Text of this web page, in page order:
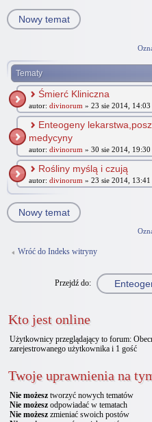
Nowy temat
Tematy
Śmierć Kliniczna
autor: divinorum » 23 sie 2014, 14:03
Enteogeny
medycyny
autor: divinorum » 30 sie 2014, 19:30
Rośliny myślą i czują
autor: divinorum » 23 sie 2014, 13:41
Nowy temat
Wróć do Indeks witryny
Przejdź do:
Kto jest online
Użytkownicy przeglądający to forum:
zarejestrowanego użytkownika i 1 gość
Twoje uprawnienia na
Nie możesz tworzyć nowych tematów
Nie możesz odpowiadać w tematach
Nie możesz zmieniać swoich postów